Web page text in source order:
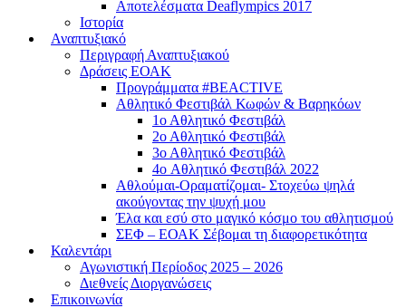
Αποτελέσματα Deaflympics 2017
Ιστορία
Αναπτυξιακό
Περιγραφή Αναπτυξιακού
Δράσεις ΕΟΑΚ
Προγράμματα #BEACTIVE
Αθλητικό Φεστιβάλ Κωφών & Βαρηκόων
1ο Αθλητικό Φεστιβάλ
2ο Αθλητικό Φεστιβάλ
3ο Αθλητικό Φεστιβάλ
4o Αθλητικό Φεστιβάλ 2022
Αθλούμαι-Οραματίζομαι- Στοχεύω ψηλά
ακούγοντας την ψυχή μου
Έλα και εσύ στο μαγικό κόσμο του αθλητισμού
ΣΕΦ – ΕΟΑΚ Σέβομαι τη διαφορετικότητα
Καλεντάρι
Αγωνιστική Περίοδος 2025 – 2026
Διεθνείς Διοργανώσεις
Επικοινωνία